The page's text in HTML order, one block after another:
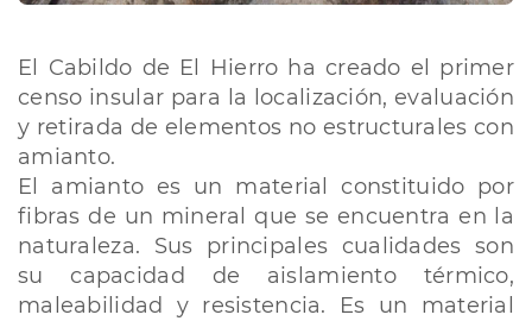
El Cabildo de El Hierro ha creado el primer
censo insular para la localización, evaluación
y retirada de elementos no estructurales con
amianto.
El amianto es un material constituido por
fibras de un mineral que se encuentra en la
naturaleza. Sus principales cualidades son
su capacidad de aislamiento térmico,
maleabilidad y resistencia. Es un material